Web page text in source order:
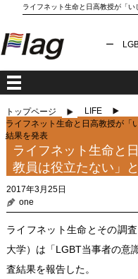
ライフネット生命と日高教授が「
ー
トップページ
LIFE
ライフネット生命と日高教授が「
結果を発表
ライフネット生命と
教員は役立たない」
2017年3月25日
one
ライフネット生命とその調
大学）は「LGBT当事者の
査結果を報告した。